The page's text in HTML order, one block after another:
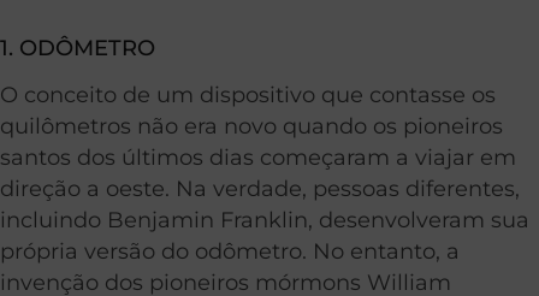
1. ODÔMETRO
O conceito de um dispositivo que contasse os
quilômetros não era novo quando os pioneiros
santos dos últimos dias começaram a viajar em
direção a oeste. Na verdade, pessoas diferentes,
incluindo Benjamin Franklin, desenvolveram sua
própria versão do odômetro. No entanto, a
invenção dos pioneiros mórmons William